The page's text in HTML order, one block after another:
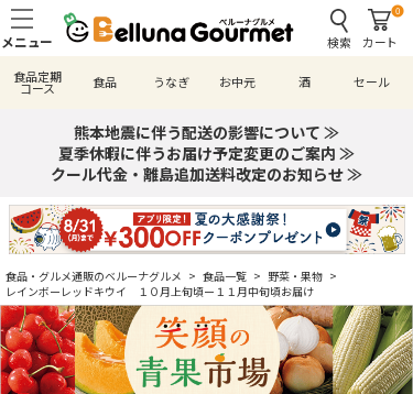
検索
0
カート
食品定期
コース 食品 うなぎ お中元 酒 セール
熊本地震に伴う配送の影響について ≫
夏季休暇に伴うお届け予定変更のご案内 ≫
クール代金・離島追加送料改定のお知らせ ≫
食品・グルメ通販のベルーナグルメ > 食品一覧 > 野菜・果物 >
レインボーレッドキウイ １０月上旬頃ー１１月中旬頃お届け